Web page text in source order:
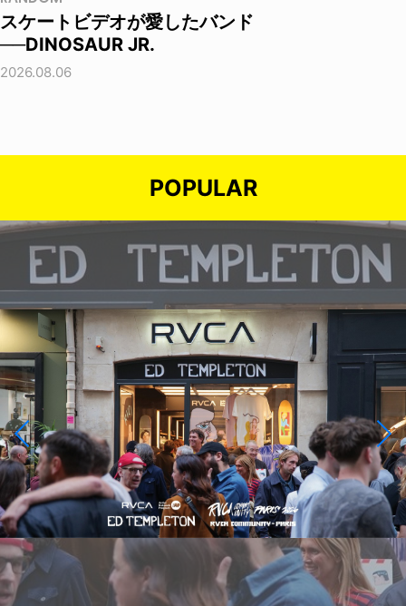
スケートビデオが愛したバンド
──DINOSAUR JR.
2026.08.06
POPULAR